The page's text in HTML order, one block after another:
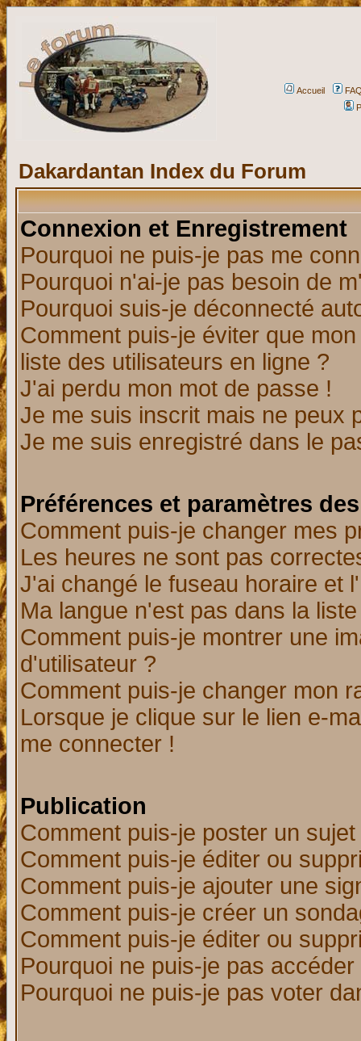
Accueil
Dakardantan Index du Forum
Connexion et Enregistrement
Pourquoi ne puis-je pas me
Pourquoi n'ai-je pas besoin de
Pourquoi suis-je déconnecté
Comment puis-je éviter que
liste des utilisateurs en ligne ?
J'ai perdu mon mot de passe !
Je me suis inscrit mais ne peux
Je me suis enregistré dans le
Préférences et paramètres
Comment puis-je changer mes
Les heures ne sont pas
J'ai changé le fuseau horaire et
Ma langue n'est pas dans la
Comment puis-je montrer une
d'utilisateur ?
Comment puis-je changer mon
Lorsque je clique sur le lien e-
me connecter !
Publication
Comment puis-je poster un
Comment puis-je éditer ou
Comment puis-je ajouter une
Comment puis-je créer un
Comment puis-je éditer ou
Pourquoi ne puis-je pas
Pourquoi ne puis-je pas voter